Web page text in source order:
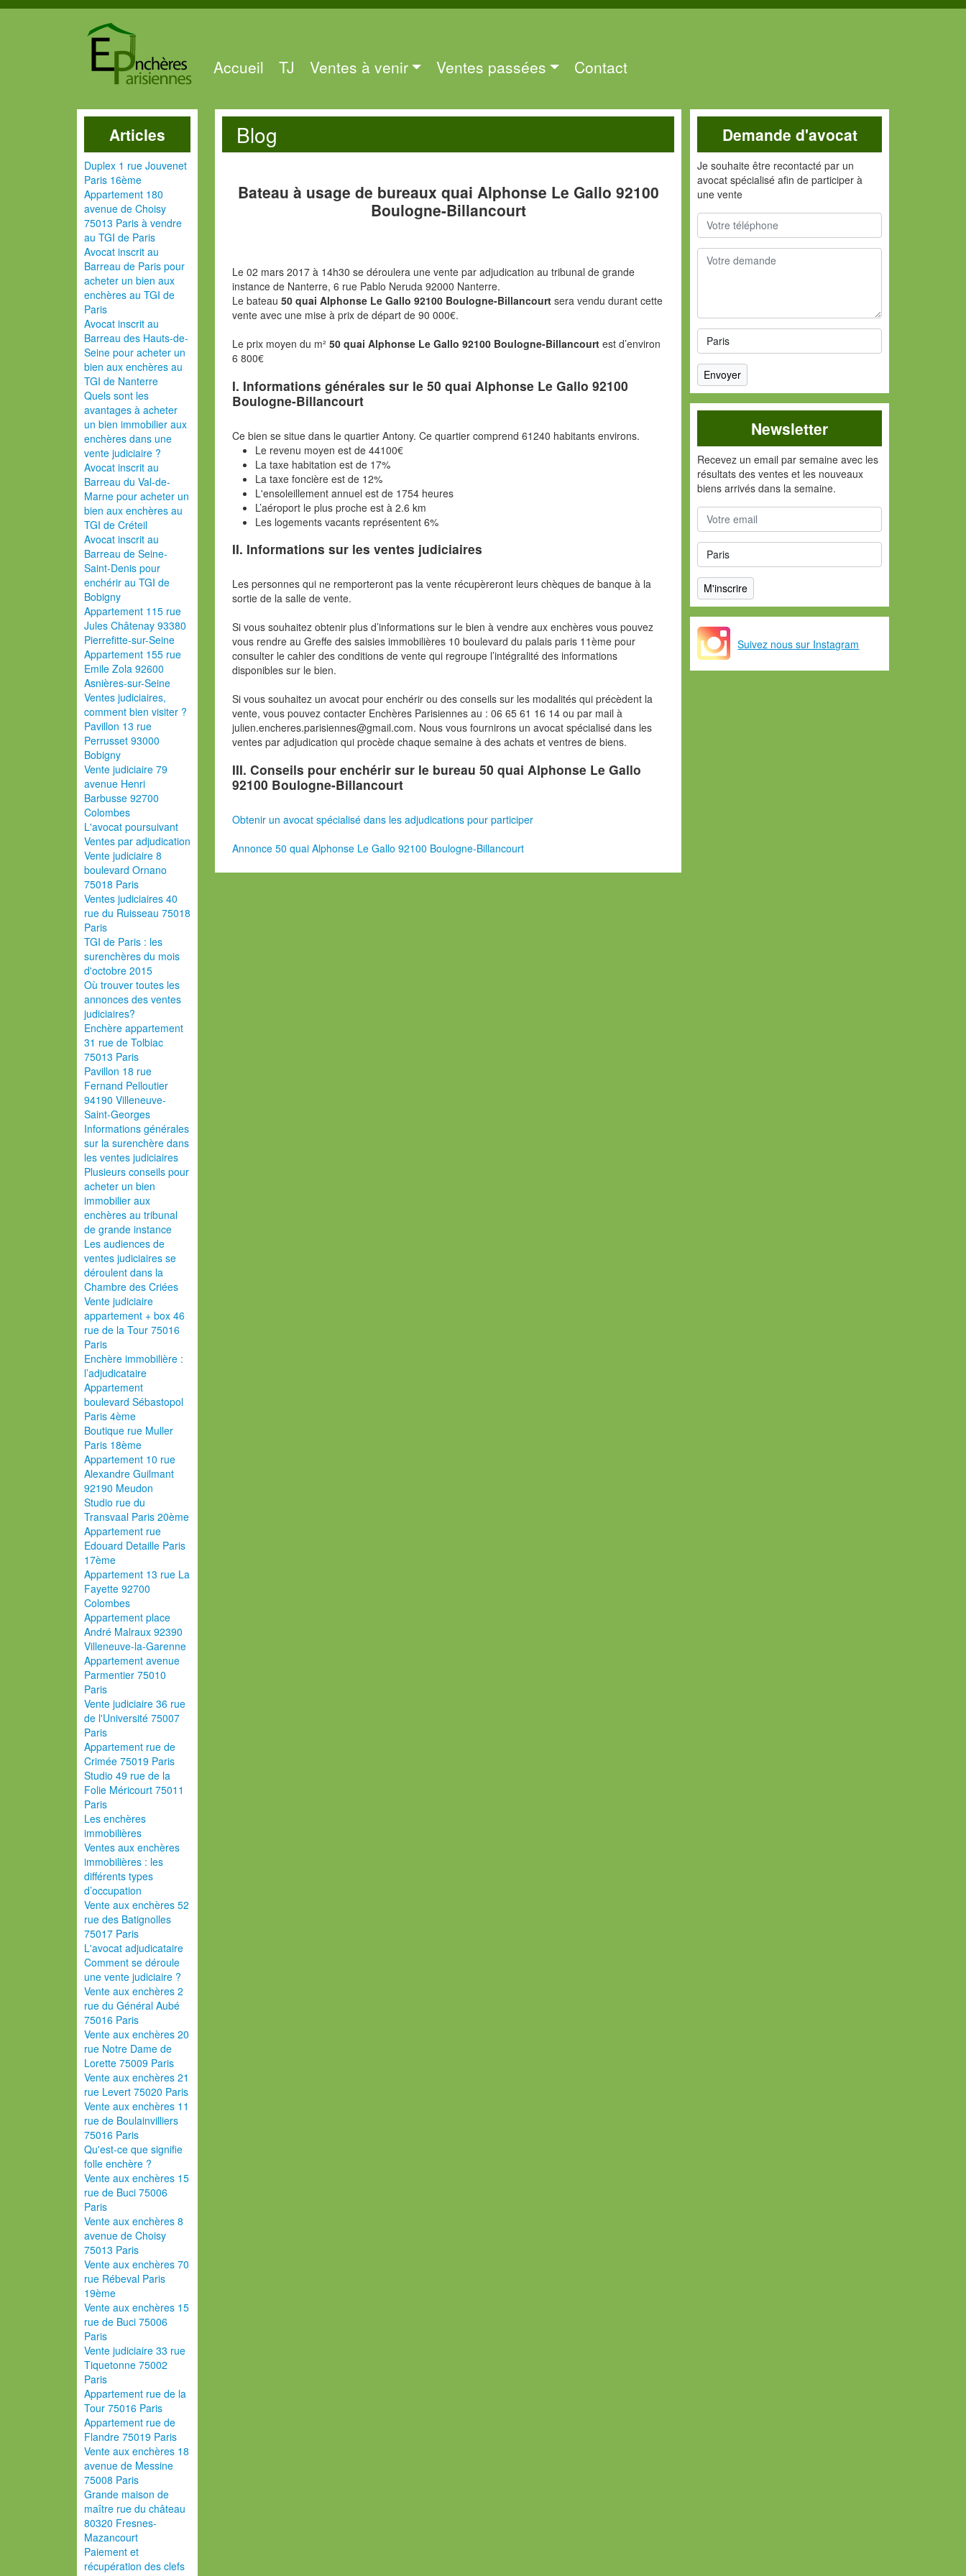
Accueil TJ Ventes à venir Ventes passées Contact
Articles
Duplex 1 rue Jouvenet
Paris 16ème
Appartement 180
avenue de Choisy
75013 Paris à vendre
au TGI de Paris
Avocat inscrit au
Barreau de Paris pour
acheter un bien aux
enchères au TGI de
Paris
Avocat inscrit au
Barreau des Hauts-de-
Seine pour acheter un
bien aux enchères au
TGI de Nanterre
Quels sont les
avantages à acheter
un bien immobilier aux
enchères dans une
vente judiciaire ?
Avocat inscrit au
Barreau du Val-de-
Marne pour acheter un
bien aux enchères au
TGI de Créteil
Avocat inscrit au
Barreau de Seine-
Saint-Denis pour
enchérir au TGI de
Bobigny
Appartement 115 rue
Jules Châtenay 93380
Pierrefitte-sur-Seine
Appartement 155 rue
Emile Zola 92600
Asnières-sur-Seine
Ventes judiciaires,
comment bien visiter ?
Pavillon 13 rue
Perrusset 93000
Bobigny
Vente judiciaire 79
avenue Henri
Barbusse 92700
Colombes
L'avocat poursuivant
Ventes par adjudication
Vente judiciaire 8
boulevard Ornano
75018 Paris
Ventes judiciaires 40
rue du Ruisseau 75018
Paris
TGI de Paris : les
surenchères du mois
d'octobre 2015
Où trouver toutes les
annonces des ventes
judiciaires?
Enchère appartement
31 rue de Tolbiac
75013 Paris
Pavillon 18 rue
Fernand Pelloutier
94190 Villeneuve-
Saint-Georges
Informations générales
sur la surenchère dans
les ventes judiciaires
Plusieurs conseils pour
acheter un bien
immobilier aux
enchères au tribunal
de grande instance
Les audiences de
ventes judiciaires se
déroulent dans la
Chambre des Criées
Vente judiciaire
appartement + box 46
rue de la Tour 75016
Paris
Enchère immobilière :
l’adjudicataire
Appartement
boulevard Sébastopol
Paris 4ème
Boutique rue Muller
Paris 18ème
Appartement 10 rue
Alexandre Guilmant
92190 Meudon
Studio rue du
Transvaal Paris 20ème
Appartement rue
Edouard Detaille Paris
17ème
Appartement 13 rue La
Fayette 92700
Colombes
Appartement place
André Malraux 92390
Villeneuve-la-Garenne
Appartement avenue
Parmentier 75010
Paris
Vente judiciaire 36 rue
de l'Université 75007
Paris
Appartement rue de
Crimée 75019 Paris
Studio 49 rue de la
Folie Méricourt 75011
Paris
Les enchères
immobilières
Ventes aux enchères
immobilières : les
différents types
d’occupation
Vente aux enchères 52
rue des Batignolles
75017 Paris
L'avocat adjudicataire
Comment se déroule
une vente judiciaire ?
Vente aux enchères 2
rue du Général Aubé
75016 Paris
Vente aux enchères 20
rue Notre Dame de
Lorette 75009 Paris
Vente aux enchères 21
rue Levert 75020 Paris
Vente aux enchères 11
rue de Boulainvilliers
75016 Paris
Qu'est-ce que signifie
folle enchère ?
Vente aux enchères 15
rue de Buci 75006
Paris
Vente aux enchères 8
avenue de Choisy
75013 Paris
Vente aux enchères 70
rue Rébeval Paris
19ème
Vente aux enchères 15
rue de Buci 75006
Paris
Vente judiciaire 33 rue
Tiquetonne 75002
Paris
Appartement rue de la
Tour 75016 Paris
Appartement rue de
Flandre 75019 Paris
Vente aux enchères 18
avenue de Messine
75008 Paris
Grande maison de
maître rue du château
80320 Fresnes-
Mazancourt
Paiement et
récupération des clefs
Blog
Bateau à usage de bureaux quai Alphonse Le Gallo 92100
Boulogne-Billancourt
Le 02 mars 2017 à 14h30 se déroulera une vente par adjudication au tribunal de grande
instance de Nanterre, 6 rue Pablo Neruda 92000 Nanterre.
Le bateau50 quai Alphonse Le Gallo 92100 Boulogne-Billancourtsera vendu durant cette
vente avec une mise à prix de départ de 90 000€.
Le prix moyen du m²50 quai Alphonse Le Gallo 92100 Boulogne-Billancourtest d’environ
6 800€
I. Informations générales sur le50 quai Alphonse Le Gallo 92100
Boulogne-Billancourt
Ce bien se situe dans le quartier Antony. Ce quartier comprend 61240 habitants environs.
Le revenu moyen est de 44100€
La taxe habitation est de 17%
La taxe foncière est de 12%
L'ensoleillement annuel est de 1754 heures
L’aéroport le plus proche est à 2.6 km
Les logements vacants représentent 6%
II. Informations sur les ventes judiciaires
Les personnes qui ne remporteront pas la vente récupèreront leurs chèques de banque à la
sortie de la salle de vente.
Si vous souhaitez obtenir plus d’informations sur le bien à vendre aux enchères vous pouvez
vous rendre au Greffe des saisies immobilières 10 boulevard du palais paris 11ème pour
consulter le cahier des conditions de vente qui regroupe l’intégralité des informations
disponibles sur le bien.
Si vous souhaitez un avocat pour enchérir ou des conseils sur les modalités qui précèdent la
vente, vous pouvez contacter Enchères Parisiennes au : 06 65 61 16 14 ou par mail à
julien.encheres.parisiennes@gmail.com. Nous vous fournirons un avocat spécialisé dans les
ventes par adjudication qui procède chaque semaine à des achats et ventres de biens.
III. Conseils pour enchérir sur le bureau 50 quai Alphonse Le Gallo
92100 Boulogne-Billancourt
Obtenir un avocat spécialisé dans les adjudications pour participer
Annonce 50 quai Alphonse Le Gallo 92100 Boulogne-Billancourt
Demande d'avocat
Je souhaite être recontacté par un
avocat spécialisé afin de participer à
une vente
Newsletter
Recevez un email par semaine avec les
résultats des ventes et les nouveaux
biens arrivés dans la semaine.
Suivez nous sur Instagram